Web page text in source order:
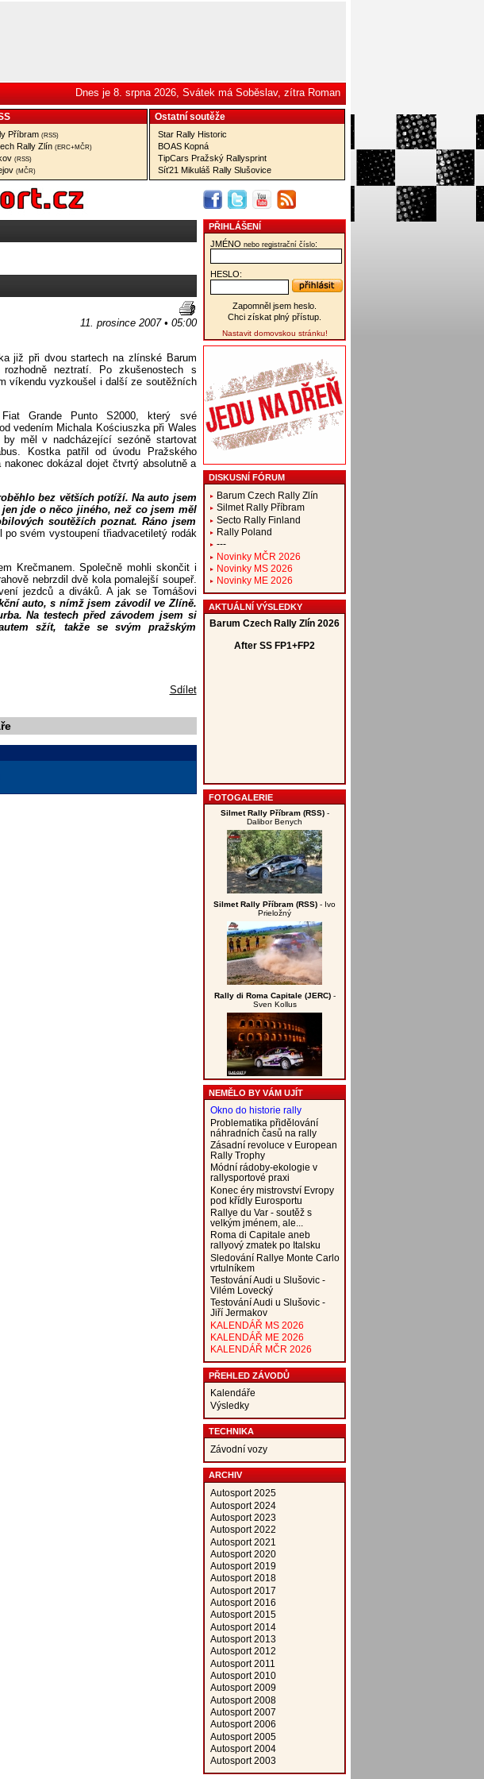
Dnes je 8. srpna 2026, Svátek má Soběslav, zítra Roman
Příbram (RSS)
Rally Zlín (ERC+MČR)
(RSS)
(MČR)
Ostatní­ soutěže
Star Rally Historic
BOAS Kopná
TipCars Pražský Rallysprint
Síť21 Mikuláš Rally Slušovice
11. prosince 2007 • 05:00
již při dvou startech na zlínské Barum
neztratí. Po zkušenostech s
víkendu vyzkoušel i další ze soutěžních
Grande Punto S2000, který své
vedením Michala Kościuszka při Wales
měl v nadcházející sezóně startovat
Kostka patřil od úvodu Pražského
dokázal dojet čtvrtý absolutně a
bez větších potíží. Na auto jsem
jde o něco jiného, než co jsem měl
soutěžích poznat. Ráno jsem
po svém vystoupení třiadvacetiletý rodák
Krečmanem. Společně mohli skončit i
nebrzdil dvě kola pomalejší soupeř.
jezdců a diváků. A jak se Tomášovi
auto, s nímž jsem závodil ve Zlíně.
Na testech před závodem jsem si
sžít, takže se svým pražským
Sdílet
PŘIHLÁŠENÍ
JMÉNO nebo registrační číslo:
HESLO:
Zapomněl jsem heslo.
Chci získat plný přístup.
Nastavit domovskou stránku!
DISKUSNÍ FÓRUM
Barum Czech Rally Zlín
Silmet Rally Příbram
Secto Rally Finland
Rally Poland
---
Novinky MČR 2026
Novinky MS 2026
Novinky ME 2026
AKTUÁLNÍ VÝSLEDKY
FOTOGALERIE
Silmet Rally Příbram (RSS)-
Dalibor Benych
Silmet Rally Příbram (RSS) - Ivo
Prieložný
Rally di Roma Capitale (JERC)-
Sven Kollus
NEMĚLO BY VÁM UJÍT
Okno do historie rally
Problematika přidělování
náhradních časů na rally
Zásadní revoluce v European
Rally Trophy
Módní rádoby-ekologie v
rallysportové praxi
Konec éry mistrovství Evropy
pod křídly Eurosportu
Rallye du Var - soutěž s
velkým jménem, ale...
Roma di Capitale aneb
rallyový zmatek po Italsku
Sledování Rallye Monte Carlo
vrtulníkem
Testování Audi u Slušovic -
Vilém Lovecký
Testování Audi u Slušovic -
Jiří Jermakov
KALENDÁŘ MS 2026
KALENDÁŘ ME 2026
KALENDÁŘ MČR 2026
PŘEHLED ZÁVODŮ
Kalendáře
Výsledky
TECHNIKA
Závodní vozy
ARCHIV
Autosport 2025
Autosport 2024
Autosport 2023
Autosport 2022
Autosport 2021
Autosport 2020
Autosport 2019
Autosport 2018
Autosport 2017
Autosport 2016
Autosport 2015
Autosport 2014
Autosport 2013
Autosport 2012
Autosport 2011
Autosport 2010
Autosport 2009
Autosport 2008
Autosport 2007
Autosport 2006
Autosport 2005
Autosport 2004
Autosport 2003